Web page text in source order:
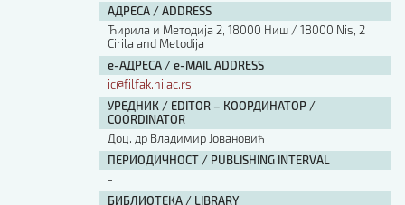
АДРЕСА / ADDRESS
Ћирила и Методија 2, 18000 Ниш / 18000 Nis, 2
Cirila and Metodija
е-АДРЕСА / e-MAIL ADDRESS
ic@filfak.ni.ac.rs
УРЕДНИК / EDITOR – КООРДИНАТОР /
COORDINATOR
Доц. др Владимир Јовановић
ПЕРИОДИЧНОСТ / PUBLISHING INTERVAL
-
БИБЛИОТЕКА / LIBRARY